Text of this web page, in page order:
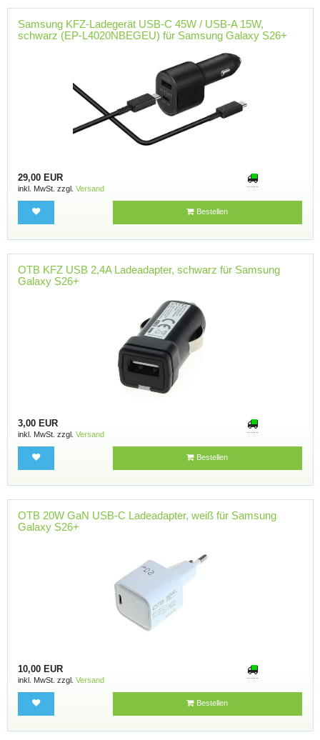
Samsung KFZ-Ladegerät USB-C 45W / USB-A 15W,
schwarz (EP-L4020NBEGEU) für Samsung Galaxy S26+
29,00 EUR
inkl. MwSt. zzgl. Versand
Bestellen
OTB KFZ USB 2,4A Ladeadapter, schwarz für Samsung
Galaxy S26+
3,00 EUR
inkl. MwSt. zzgl. Versand
Bestellen
OTB 20W GaN USB-C Ladeadapter, weiß für Samsung
Galaxy S26+
10,00 EUR
inkl. MwSt. zzgl. Versand
Bestellen